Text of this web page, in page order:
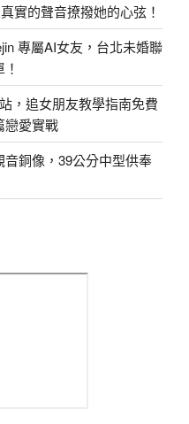
實的聲音撩撥她的心弦！
專屬AI女友，台北未婚聯
，追女朋友教學指南免費
戀愛實戰
銅像，39公分中型供奉